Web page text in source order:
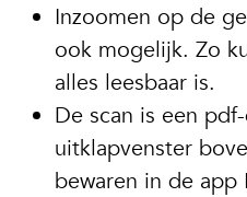
Inzoomen op de
ook mogelijk. Zo
alles leesbaar is.
De scan is een
uitklapvenster
bewaren in de app